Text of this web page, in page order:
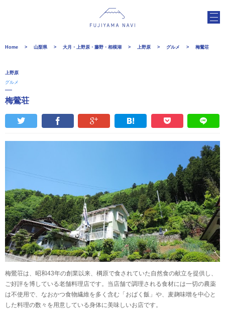
Home 山梨県 大月・上野原・藤野・相模湖 上野原 グルメ 梅鶯荘
上野原
グルメ
梅鶯荘
梅鶯荘は、昭和43年の創業以来、棡原で食されていた自然食の献立を提供し、
ご好評を博している老舗料理店です。当店舗で調理される食材には一切の農薬
は不使用で、なおかつ食物繊維を多く含む「おばく飯」や、麦麹味噌を中心と
した料理の数々を用意している身体に美味しいお店です。